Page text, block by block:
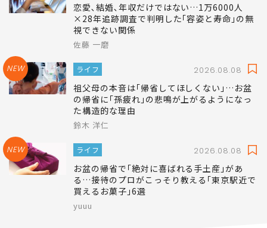
恋愛､結婚､年収だけではない…1万6000人
×28年追跡調査で判明した｢容姿と寿命｣の無
視できない関係
佐藤 一磨
NEW ライフ 2026.08.08
祖父母の本音は｢帰省してほしくない｣…お盆
の帰省に｢孫疲れ｣の悲鳴が上がるようになっ
た構造的な理由
鈴木 洋仁
NEW ライフ 2026.08.08
お盆の帰省で｢絶対に喜ばれる手土産｣があ
る…接待のプロがこっそり教える｢東京駅近で
買えるお菓子｣6選
yuuu